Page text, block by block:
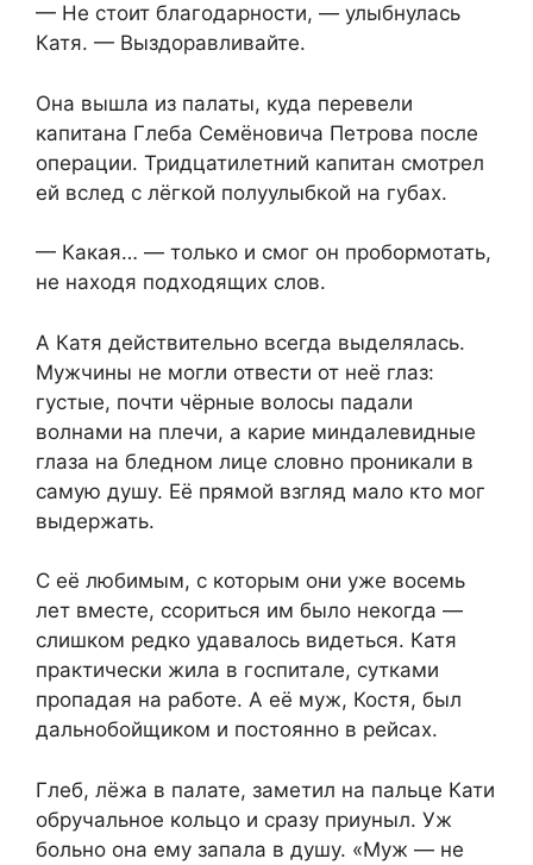
— Не стоит благодарности, — улыбнулась
Катя. — Выздоравливайте.
Она вышла из палаты, куда перевели
капитана Глеба Семёновича Петрова после
операции. Тридцатилетний капитан смотрел
ей вслед с лёгкой полуулыбкой на губах.
— Какая… — только и смог он пробормотать,
не находя подходящих слов.
А Катя действительно всегда выделялась.
Мужчины не могли отвести от неё глаз:
густые, почти чёрные волосы падали
волнами на плечи, а карие миндалевидные
глаза на бледном лице словно проникали в
самую душу. Её прямой взгляд мало кто мог
выдержать.
С её любимым, с которым они уже восемь
лет вместе, ссориться им было некогда —
слишком редко удавалось видеться. Катя
практически жила в госпитале, сутками
пропадая на работе. А её муж, Костя, был
дальнобойщиком и постоянно в рейсах.
Глеб, лёжа в палате, заметил на пальце Кати
обручальное кольцо и сразу приуныл. Уж
больно она ему запала в душу. «Муж — не